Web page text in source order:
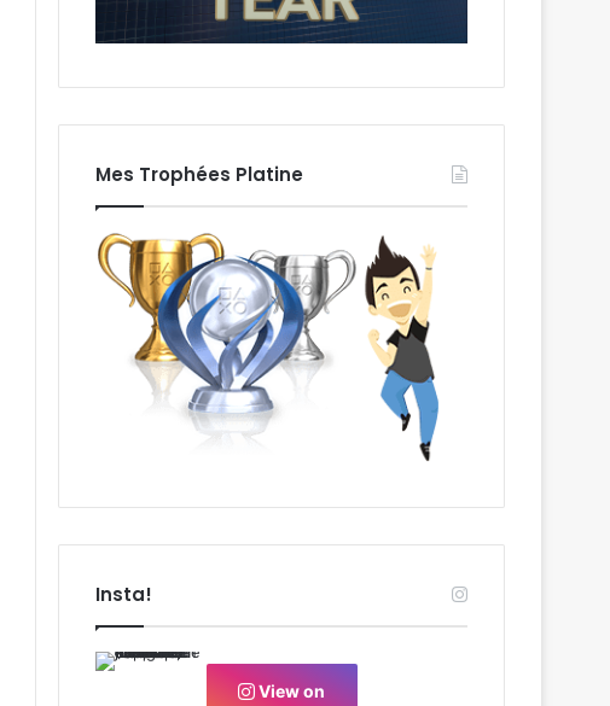
Mes Trophées Platine
Insta!
View on